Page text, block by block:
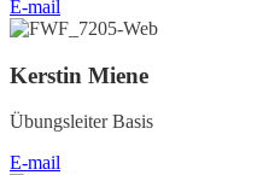
E-mail
Kerstin Miene
Übungsleiter Basis
E-mail